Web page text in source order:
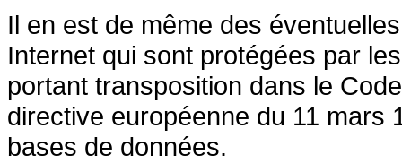
Il en est de même des
Internet qui sont protégées par
portant transposition dans le
directive européenne du 11 mars
bases de données.